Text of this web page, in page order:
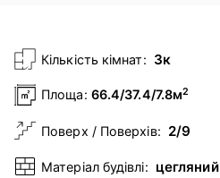
Кількість кімнат: 3к
Площа: 66.4/37.4/7.8м2
Поверх / Поверхів: 2/9
Матеріал будівлі: цегляний